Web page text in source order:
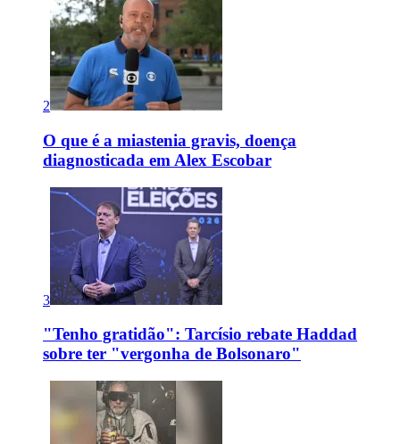
2
O que é a miastenia gravis, doença
diagnosticada em Alex Escobar
3
"Tenho gratidão": Tarcísio rebate Haddad
sobre ter "vergonha de Bolsonaro"